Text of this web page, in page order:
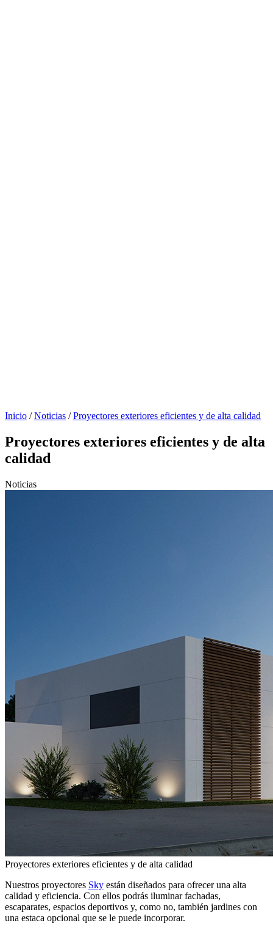
Inicio / Noticias / Proyectores exteriores eficientes y de alta calidad
Proyectores exteriores eficientes y de alta
calidad
Noticias
Proyectores exteriores eficientes y de alta calidad
Nuestros proyectores Sky están diseñados para ofrecer una alta
calidad y eficiencia. Con ellos podrás iluminar fachadas,
escaparates, espacios deportivos y, como no, también jardines con
una estaca opcional que se le puede incorporar.